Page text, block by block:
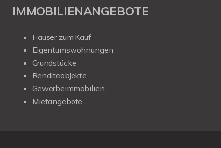
IMMOBILIENANGEBOTE
Häuser zum Kauf
Eigentumswohnungen
Grundstücke
Renditeobjekte
Gewerbeimmobilien
Mietangebote